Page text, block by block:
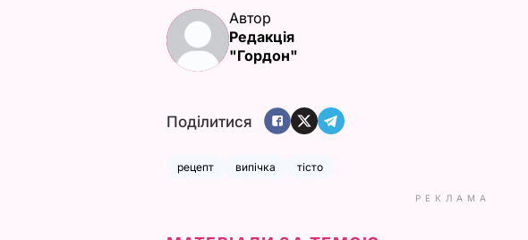
Автор
Редакція
"Гордон"
Поділитися
рецепт випічка тісто
РЕКЛАМА